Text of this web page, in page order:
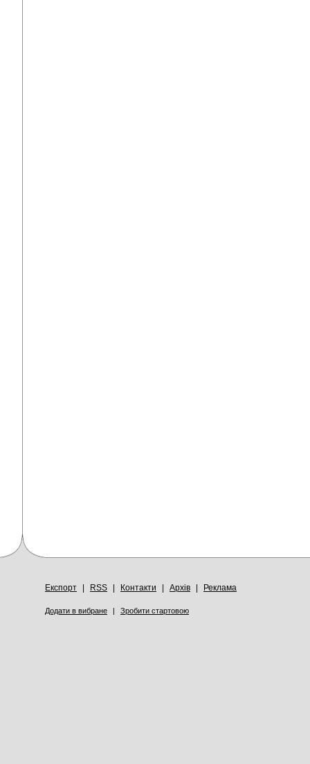
Експорт | RSS | Контакти | Архів | Реклама
Додати в вибране | Зробити стартовою